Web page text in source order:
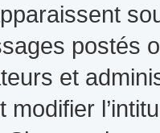
postés
et
modifier